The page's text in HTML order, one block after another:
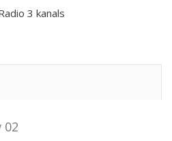
3 kanals
02